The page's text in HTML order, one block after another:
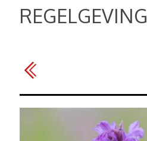
REGELGEVING